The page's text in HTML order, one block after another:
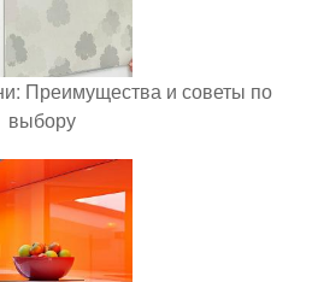
Преимущества и советы по
выбору